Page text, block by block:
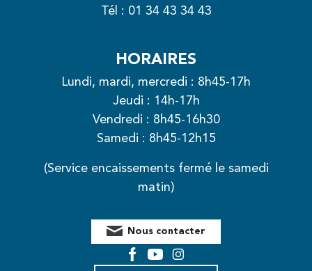
Tél : 01 34 43 34 43
HORAIRES
Lundi, mardi, mercredi : 8h45-17h
Jeudi : 14h-17h
Vendredi : 8h45-16h30
Samedi : 8h45-12h15
(Service encaissements fermé le samedi
matin)
Nous contacter
FacebookYouTubeInstagram